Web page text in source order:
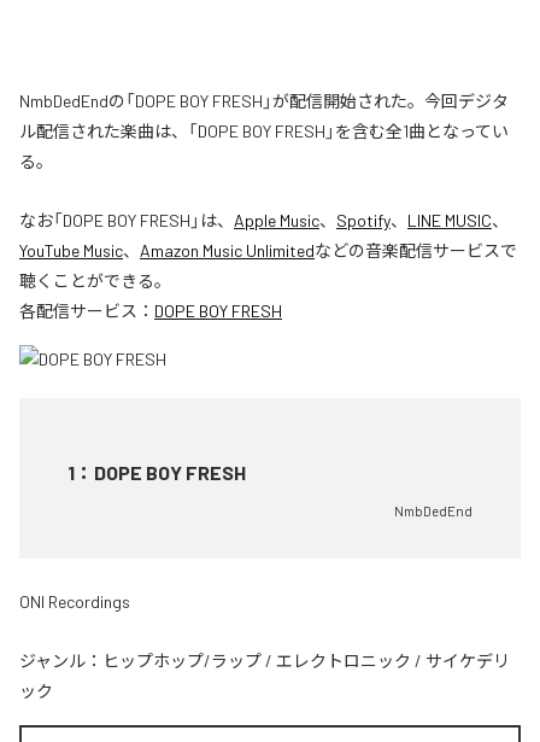
NmbDedEndの「DOPE BOY FRESH」が配信開始された。今回デジタ
ル配信された楽曲は、「DOPE BOY FRESH」を含む全1曲となってい
る。
なお「DOPE BOY FRESH 」は、 Apple Music、 Spotify、 LINE MUSIC、
YouTube Music、 Amazon Music Unlimitedなどの音楽配信サービスで
聴くことができる。
各配信サービス： DOPE BOY FRESH
1 ： DOPE BOY FRESH
NmbDedEnd
ONI Recordings
ジャンル： ヒップホップ/ラップ / エレクトロニック / サイケデリ
ック